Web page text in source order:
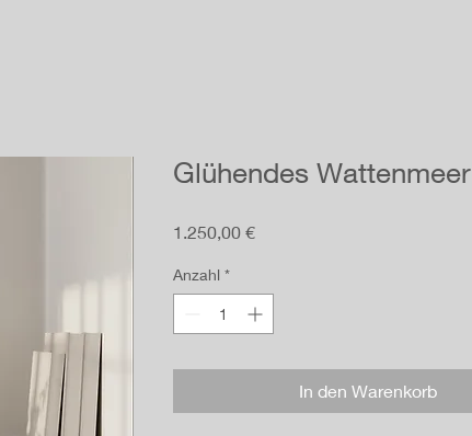
Glühendes Wattenmeer
1.250,00 €Preis
Anzahl *
In den Warenkorb